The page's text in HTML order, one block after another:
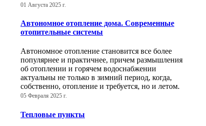
01 Августа 2025 г.
Автономное отопление дома. Современные
отопительные системы
Автономное отопление становится все более
популярнее и практичнее, причем размышления
об отоплении и горячем водоснабжении
актуальны не только в зимний период, когда,
собственно, отопление и требуется, но и летом.
05 Февраля 2025 г.
Тепловые пункты